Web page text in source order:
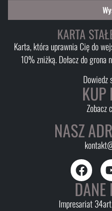
KARTA
Karta, która uprawnia Cię do
10% zniżką. Dołacz do
Dowiedz
KUP
Zobacz
NASZ
DANE
Impresariat